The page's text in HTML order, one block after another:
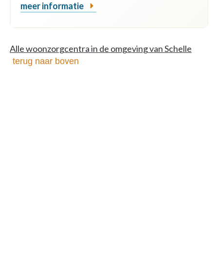
meer informatie
Alle woonzorgcentra in de omgeving van Schelle
terug naar boven